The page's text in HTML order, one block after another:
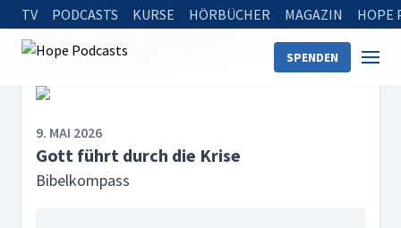
TV PODCASTS KURSE HÖRBÜCHER MAGAZIN HOPE
SPENDEN
Startseite
Gott führt durch die Krise
9. MAI 2026
Gott führt durch die Krise
Bibelkompass